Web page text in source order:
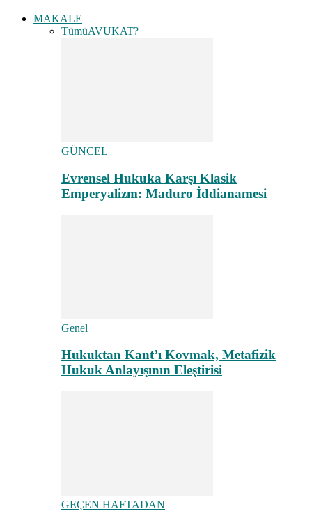
MAKALE
TümüAVUKAT?
GÜNCEL
Evrensel Hukuka Karşı Klasik
Emperyalizm: Maduro İddianamesi
Genel
Hukuktan Kant’ı Kovmak, Metafizik
Hukuk Anlayışının Eleştirisi
GEÇEN HAFTADAN